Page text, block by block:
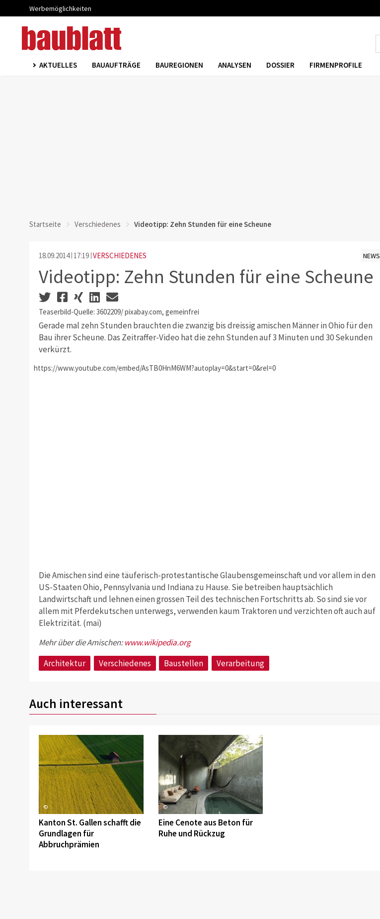
Werbemöglichkeiten
AKTUELLES BAUAUFTRÄGE BAUREGIONEN ANALYSEN DOSSIER FIRMENPROFILE
Startseite Verschiedenes Videotipp: Zehn Stunden für eine Scheune
18.09.2014 17:19 VERSCHIEDENES NEWS
Videotipp: Zehn Stunden für eine Scheune
Teaserbild-Quelle: 3602209/ pixabay.com, gemeinfrei
Gerade mal zehn Stunden brauchten die zwanzig bis dreissig amischen Männer in Ohio für den
Bau ihrer Scheune. Das Zeitraffer-Video hat die zehn Stunden auf 3 Minuten und 30 Sekunden
verkürzt.
https://www.youtube.com/embed/AsTB0HnM6WM?autoplay=0&start=0&rel=0
Die Amischen sind eine täuferisch-protestantische Glaubensgemeinschaft und vor allem in den
US-Staaten Ohio, Pennsylvania und Indiana zu Hause. Sie betreiben hauptsächlich
Landwirtschaft und lehnen einen grossen Teil des technischen Fortschritts ab. So sind sie vor
allem mit Pferdekutschen unterwegs, verwenden kaum Traktoren und verzichten oft auch auf
Elektrizität. (mai)
Mehr über die Amischen:www.wikipedia.org
Architektur
Verschiedenes Baustellen Verarbeitung
Auch interessant
©
Kanton St. Gallen schafft die
Grundlagen für
Abbruchprämien
©
Eine Cenote aus Beton für
Ruhe und Rückzug